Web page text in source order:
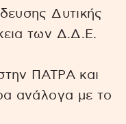
Δυτικής
των Δ.Δ.Ε.
ΠΑΤΡΑ και
ανάλογα με το